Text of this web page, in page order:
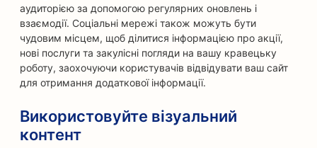
аудиторією за допомогою регулярних оновлень і
взаємодії. Соціальні мережі також можуть бути
чудовим місцем, щоб ділитися інформацією про акції,
нові послуги та закулісні погляди на вашу кравецьку
роботу, заохочуючи користувачів відвідувати ваш сайт
для отримання додаткової інформації.
Використовуйте візуальний
контент